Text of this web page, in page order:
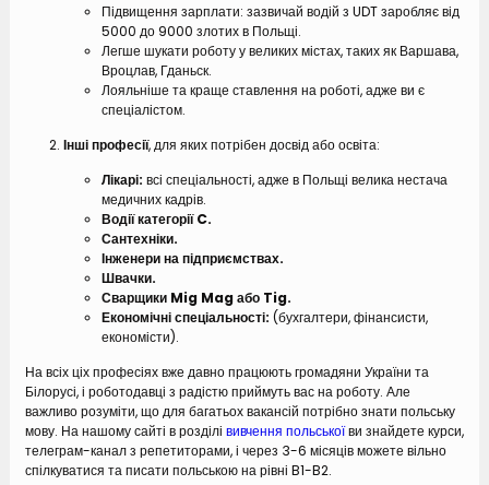
Підвищення зарплати: зазвичай водій з UDT заробляє від
5000 до 9000 злотих в Польщі.
Легше шукати роботу у великих містах, таких як Варшава,
Вроцлав, Гданьск.
Лояльніше та краще ставлення на роботі, адже ви є
спеціалістом.
Інші професії, для яких потрібен досвід або освіта:
Лікарі: всі спеціальності, адже в Польщі велика нестача
медичних кадрів.
Водії категорії C.
Сантехніки.
Інженери на підприємствах.
Швачки.
Сварщики Mig Mag або Tig.
Економічні спеціальності: (бухгалтери, фінансисти,
економісти).
На всіх ціх професіях вже давно працюють громадяни України та
Білорусі, і роботодавці з радістю приймуть вас на роботу. Але
важливо розуміти, що для багатьох вакансій потрібно знати польську
мову. На нашому сайті в розділі вивчення польськоїви знайдете курси,
телеграм-канал з репетиторами, і через 3-6 місяців можете вільно
спілкуватися та писати польською на рівні B1-B2.